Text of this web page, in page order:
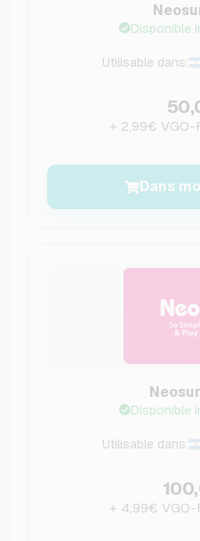
Disponible
Utilisable dans:
+ 2,99€ VGO-
Dans
Disponible
Utilisable dans:
+ 4,99€ VGO-